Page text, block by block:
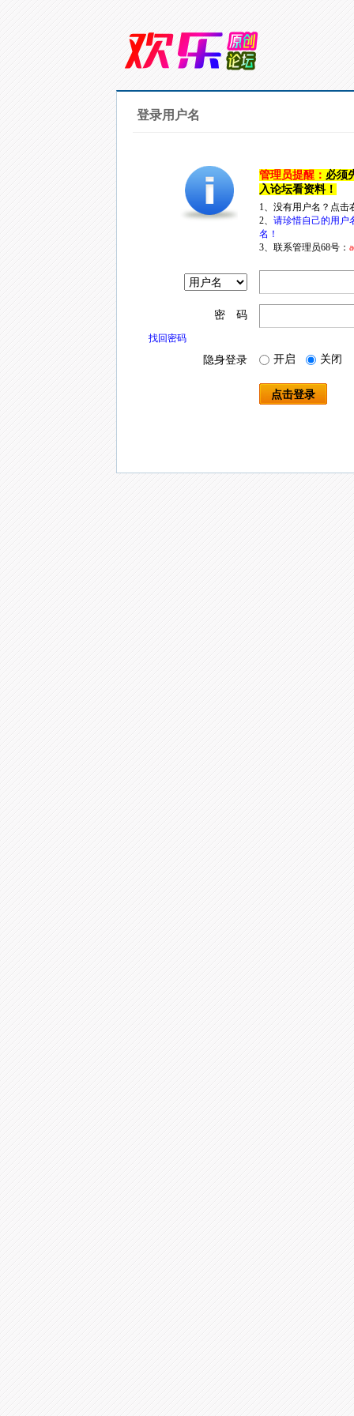
登录用户名
管理员提醒： 必须
入论坛看资料！
1、没有用户名？点
2、 请珍惜自己的用户
名！
3、联系管理员68号：
密 码
找回密码
隐身登录 开启 关闭
点击登录